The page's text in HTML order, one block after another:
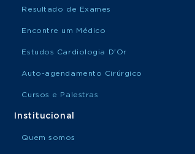
Resultado de Exames
Encontre um Médico
Estudos Cardiologia D'Or
Auto-agendamento Cirúrgico
Cursos e Palestras
Institucional
Quem somos